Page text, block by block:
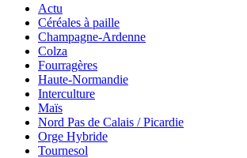
Actu
Céréales à paille
Champagne-Ardenne
Colza
Fourragères
Haute-Normandie
Interculture
Maïs
Nord Pas de Calais / Picardie
Orge Hybride
Tournesol